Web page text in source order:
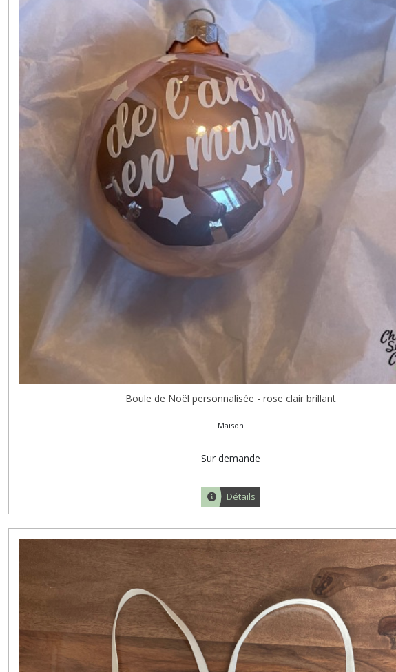
Boule de Noël personnalisée - rose clair brillant
Maison
Sur demande
Détails
Afficher
résultats